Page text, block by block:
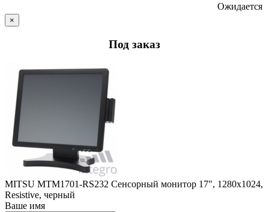
Ожидается
×
Под заказ
МIТSU МТМ1701-RS232 Сенсорный монитор 17", 1280х1024,
Resistive, черный
Ваше имя